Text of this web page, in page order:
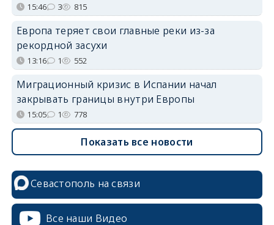
15:46 3 815
Европа теряет свои главные реки из-за
рекордной засухи
13:16 1 552
Миграционный кризис в Испании начал
закрывать границы внутри Европы
15:05 1 778
Показать все новости
Севастополь на связи
Все наши Видео